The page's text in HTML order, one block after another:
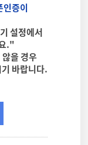
증이
설정에서
."
을 경우
바랍니다.